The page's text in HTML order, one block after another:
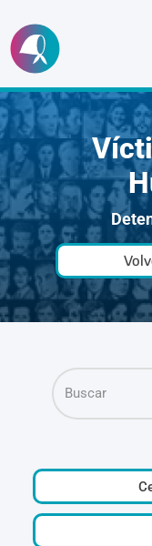
Ir
al
contenido